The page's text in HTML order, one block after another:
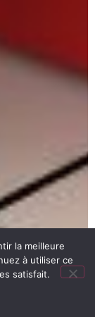
la meilleure
à utiliser ce
satisfait.